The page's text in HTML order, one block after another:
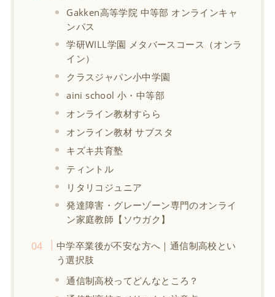
Gakken高等学院 中等部 オンラインキャ
ンパス
学研WILL学園 メタバースコース（オンラ
イン）
クラスジャパン小中学園
aini school 小・中等部
オンライン教材すらら
オンライン教材 サブスタ
キズキ共育塾
ティントル
リタリコジュニア
発達障害・グレーゾーン専門のオンライ
ン家庭教師【ソウガク】
中学卒業後が不安な方へ｜通信制高校とい
う選択肢
通信制高校ってどんなところ？